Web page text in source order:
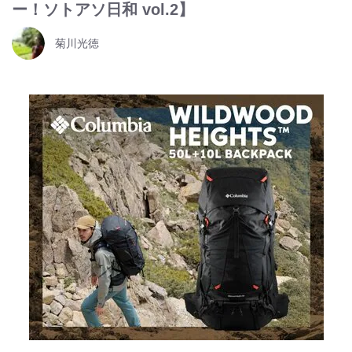
ー！ソトアソ日和 vol.2】
菊川光徳